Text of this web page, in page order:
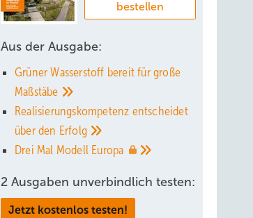
bestellen
Aus der Ausgabe:
Grüner Wasserstoff bereit für große
Maßstäbe
Realisierungskompetenz entscheidet
über den Erfolg
Drei Mal Modell Europa
2 Ausgaben unverbindlich testen:
Jetzt kostenlos testen!